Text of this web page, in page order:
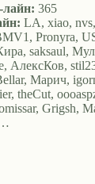
лайн: 365
LA, xiao,
Pronyra,
saksaul,
АлексКов,
Марич,
theCut,
Grigsh,